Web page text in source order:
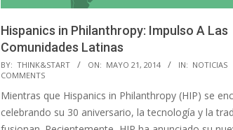
Hispanics in Philanthropy: Impulso A Las
Comunidades Latinas
2014-
05-
21
BY: THINK&START ON: MAYO 21, 2014 IN: NOTICIAS
COMMENTS
Mientras que Hispanics in Philanthropy (HIP) se
celebrando su 30 aniversario, la tecnología y la